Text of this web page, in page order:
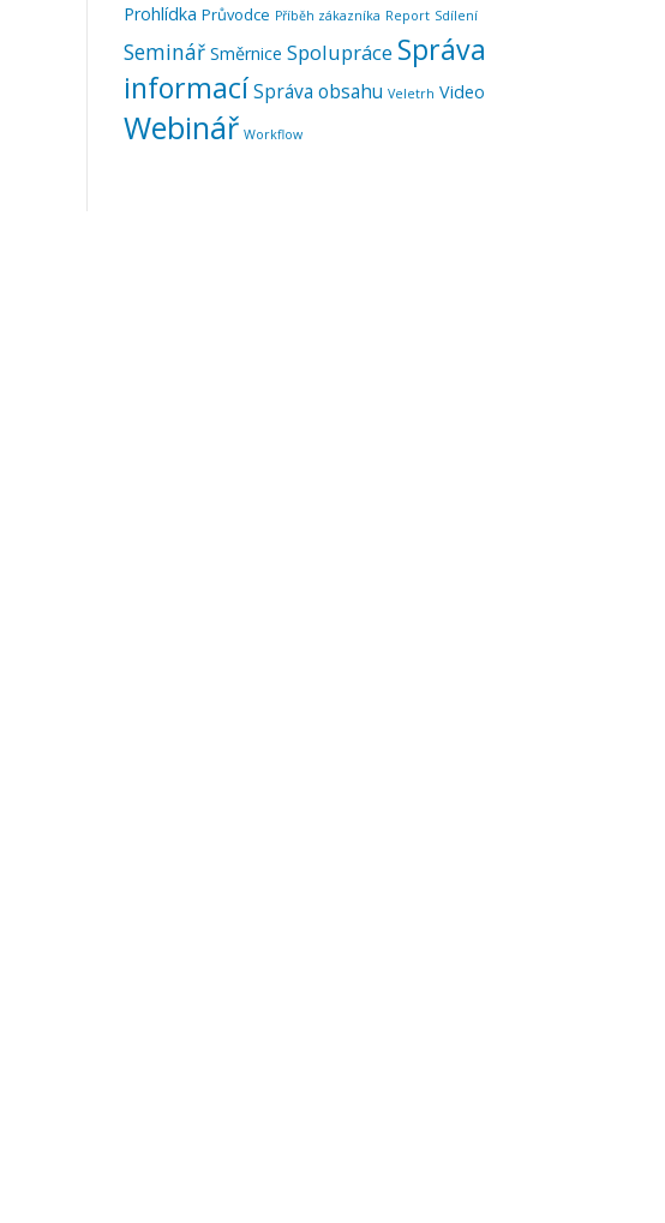
Prohlídka Průvodce Příběh zákazníka Report Sdílení
Seminář Směrnice Spolupráce Správa
informacíSpráva obsahu Veletrh Video
Webinář Workflow